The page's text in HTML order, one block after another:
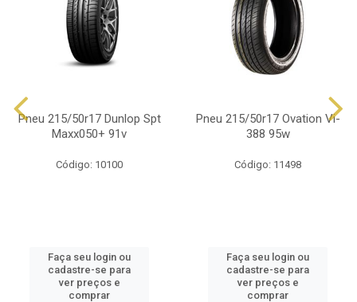
Pneu 215/50r17 Dunlop Spt
Maxx050+ 91v
Código: 10100
Faça seu login ou
cadastre-se para
ver preços e
comprar
Pneu 215/50r17 Ovation Vi-
388 95w
Código: 11498
Faça seu login ou
cadastre-se para
ver preços e
comprar